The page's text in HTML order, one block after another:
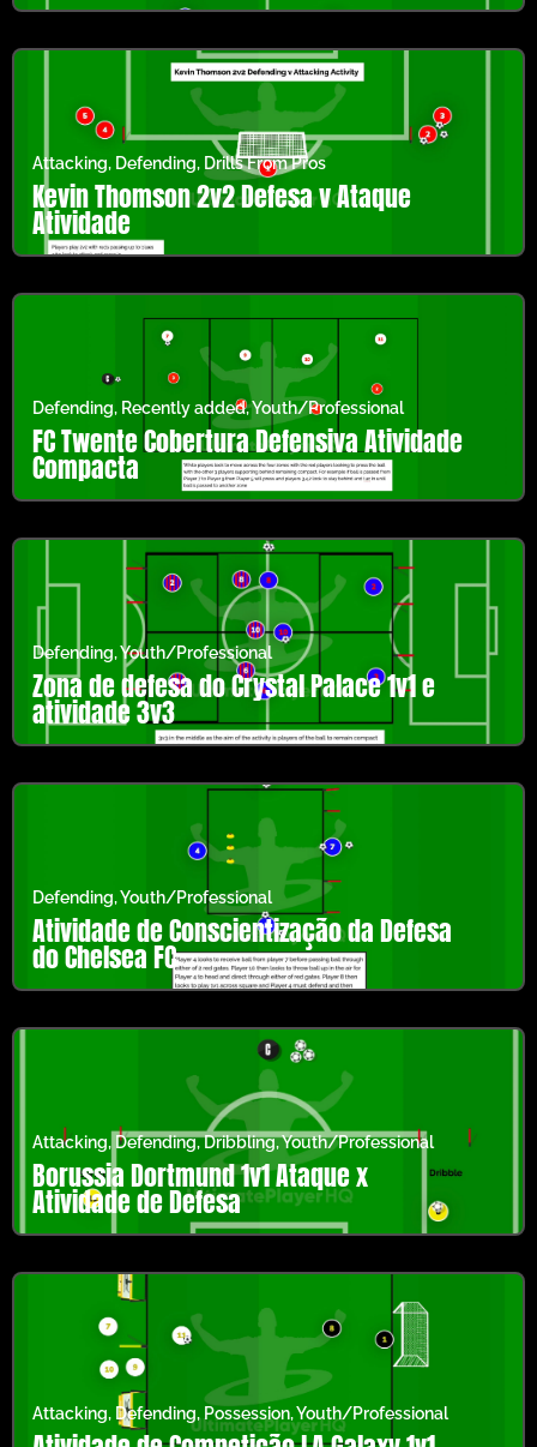
Attacking, Defending, Drills From Pros
Kevin Thomson 2v2 Defesa v Ataque
Atividade
Defending, Recently added,Youth/Professional
FC Twente Cobertura Defensiva Atividade
Compacta
Defending,Youth/Professional
Zona de defesa do Crystal Palace 1v1 e
atividade 3v3
Defending,Youth/Professional
Atividade de Conscientização da Defesa
do Chelsea FC
Attacking, Defending,Dribbling,Youth/Professional
Borussia Dortmund 1v1 Ataque x
Atividade de Defesa
Attacking, Defending,Possession,Youth/Professional